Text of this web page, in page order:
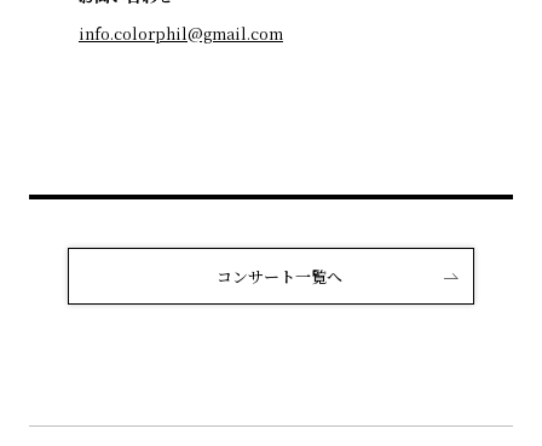
info.colorphil@gmail.com
コンサート一覧へ